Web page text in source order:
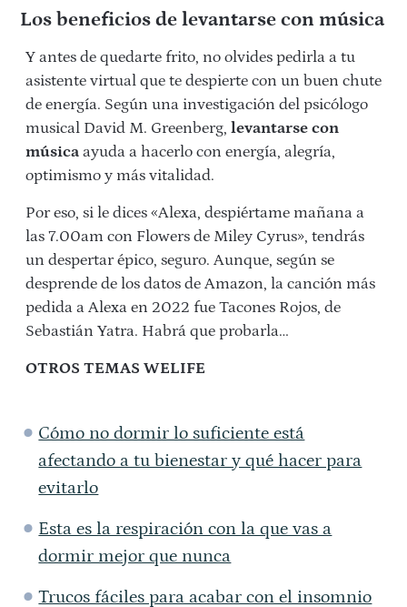
Los beneficios de levantarse con música
Y antes de quedarte frito, no olvides pedirla a tu
asistente virtual que te despierte con un buen chute
de energía. Según una investigación del psicólogo
musical David M. Greenberg, levantarse con
música ayuda a hacerlo con energía, alegría,
optimismo y más vitalidad.
Por eso, si le dices «Alexa, despiértame mañana a
las 7.00am con Flowers de Miley Cyrus», tendrás
un despertar épico, seguro. Aunque, según se
desprende de los datos de Amazon, la canción más
pedida a Alexa en 2022 fue Tacones Rojos, de
Sebastián Yatra. Habrá que probarla…
OTROS TEMAS WELIFE
Cómo no dormir lo suficiente está
afectando a tu bienestar y qué hacer para
evitarlo
Esta es la respiración con la que vas a
dormir mejor que nunca
Trucos fáciles para acabar con el insomnio